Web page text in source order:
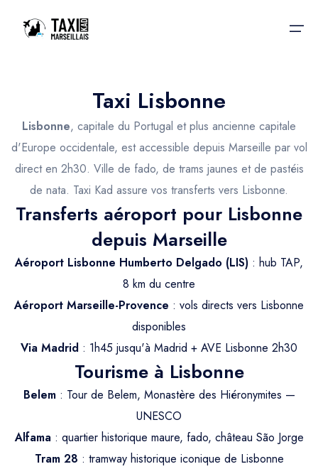
Nos services
Nos services
Taxis Aéroport
Trajet Gare SNCF
Trajet Port croisière
Trajet Séminaire
Trajet Longue Distance
Taxis aéroport
Réservation
Actualités & évènements
Contactez-nous
Taxi Lisbonne
Lisbonne, capitale du Portugal et plus ancienne capitale
d'Europe occidentale, est accessible depuis Marseille par vol
direct en 2h30. Ville de fado, de trams jaunes et de pastéis
de nata. Taxi Kad assure vos transferts vers Lisbonne.
Transferts aéroport pour Lisbonne
depuis Marseille
Aéroport Lisbonne Humberto Delgado (LIS) : hub TAP,
8 km du centre
Aéroport Marseille-Provence : vols directs vers Lisbonne
disponibles
Via Madrid : 1h45 jusqu'à Madrid + AVE Lisbonne 2h30
Tourisme à Lisbonne
Belem: Tour de Belem, Monastère des Hiéronymites —
UNESCO
Alfama: quartier historique maure, fado, château São Jorge
Tram 28 : tramway historique iconique de Lisbonne